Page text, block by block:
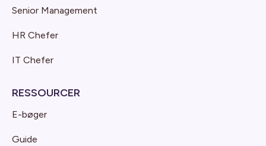
Senior Management
HR Chefer
IT Chefer
RESSOURCER
E-bøger
Guide